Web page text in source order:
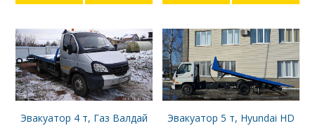
Эвакуатор 4 т, Газ Валдай
Эвакуатор 5 т, Hyundai HD